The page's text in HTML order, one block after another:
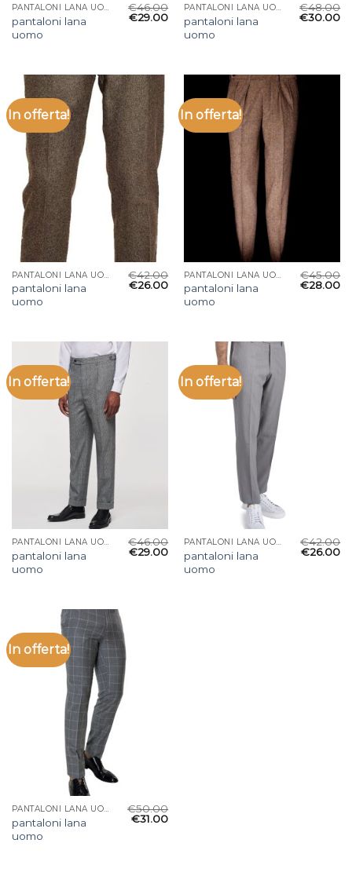
PANTALONI LANA UOMO
pantaloni lana
uomo
€46.00
€29.00
PANTALONI LANA UOMO
pantaloni lana
uomo
€48.00
€30.00
In offerta!
PANTALONI LANA UOMO
pantaloni lana
uomo
€42.00
€26.00
In offerta!
PANTALONI LANA UOMO
pantaloni lana
uomo
€45.00
€28.00
In offerta!
PANTALONI LANA UOMO
pantaloni lana
uomo
€46.00
€29.00
In offerta!
PANTALONI LANA UOMO
pantaloni lana
uomo
€42.00
€26.00
In offerta!
PANTALONI LANA UOMO
pantaloni lana
uomo
€50.00
€31.00